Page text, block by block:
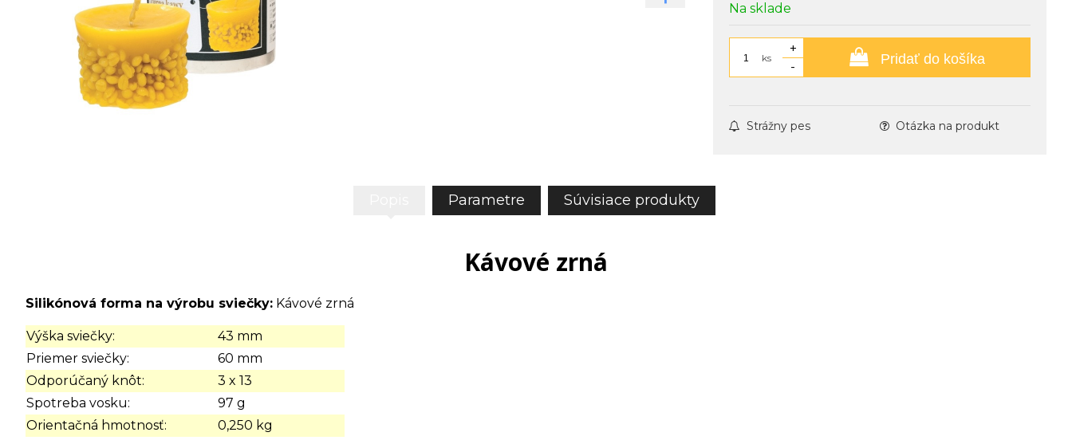
Na sklade
ks
+
-
Pridať do košíka
Strážny pes Otázka na produkt
Parametre Súvisiace produkty
Kávové zrná
Silikónová forma na výrobu sviečky: Kávové zrná
Výška sviečky:
43 mm
Priemer sviečky:
60 mm
Odporúčaný knôt:
3 x 13
Spotreba vosku:
97 g
Orientačná hmotnosť:
0,250 kg